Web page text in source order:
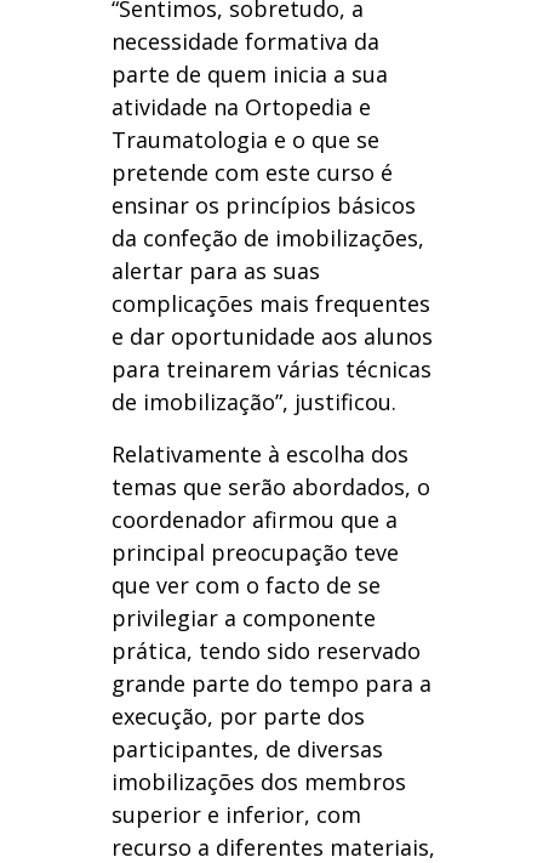
“Sentimos, sobretudo, a
necessidade formativa da
parte de quem inicia a sua
atividade na Ortopedia e
Traumatologia e o que se
pretende com este curso é
ensinar os princípios básicos
da confeção de imobilizações,
alertar para as suas
complicações mais frequentes
e dar oportunidade aos alunos
para treinarem várias técnicas
de imobilização”, justificou.
Relativamente à escolha dos
temas que serão abordados, o
coordenador afirmou que a
principal preocupação teve
que ver com o facto de se
privilegiar a componente
prática, tendo sido reservado
grande parte do tempo para a
execução, por parte dos
participantes, de diversas
imobilizações dos membros
superior e inferior, com
recurso a diferentes materiais,